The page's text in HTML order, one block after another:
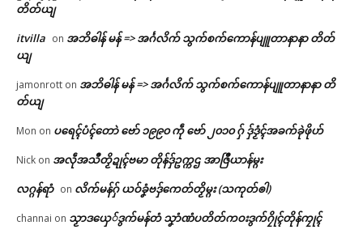
တိတ်ယျ
itvilla on အဘိဓါန် မန် => အၚ်္ဂလိက် သွက်စက်ကောန်ပျူတာနာနာ တိတ်
ယျ
jamonrott on အဘိဓါန် မန် => အၚ်္ဂလိက် သွက်စက်ကောန်ပျူတာနာနာ တိ
တ်ယျ
Mon on ပရေၚ်ပံၚ်တောဲ ဗော် ၁၉၉၀ ကဵု ဗော် ၂၀၁၀ ဂှ် ဒှ်ဒၟံၚ်အခက်ခုဲဖိုဟ်
Nick on အလဵုအသဳတၟိဍုၚ်ဗမာ တိုန်ဒှ်ဥက္ကဌ အာဇြဳယာန်မ္ဂး
လဂ္ဂန်ရာံ on လိက်မန်ဂှ် ယဝ်ခၞံဗဒှ်ကေတ်တၟိမ္ဂး (သကုတ်ၜါ)
channai on သၟာဒယှေ်ဒွက်မန်တံ သၞာံဏံပတိတ်ကဝးဒွက်ဂၠိုၚ်တိုန်ကၠုၚ်